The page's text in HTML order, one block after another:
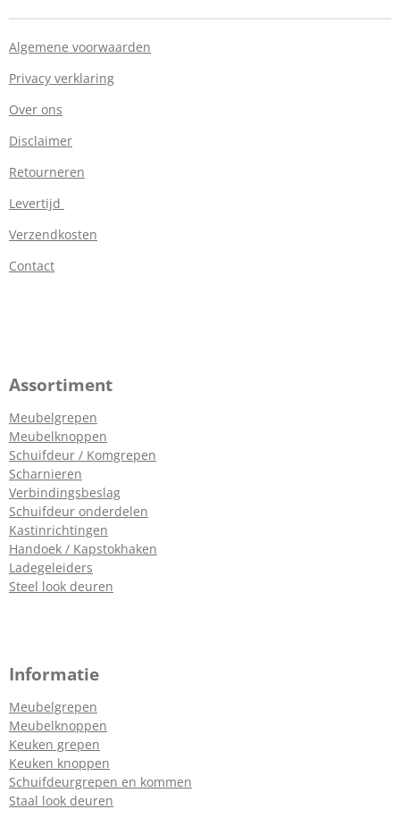
Algemene voorwaarden
Privacy verklaring
Over ons
Disclaimer
Retourneren
Levertijd
Verzendkosten
Contact
Assortiment
Meubelgrepen
Meubelknoppen
Schuifdeur / Komgrepen
Scharnieren
Verbindingsbeslag
Schuifdeur onderdelen
Kastinrichtingen
Handoek / Kapstokhaken
Ladegeleiders
Steel look deuren
Informatie
Meubelgrepen
Meubelknoppen
Keuken grepen
Keuken knoppen
Schuifdeurgrepen en kommen
Staal look deuren